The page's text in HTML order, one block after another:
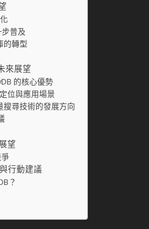
普及
的轉型
來展望
的核心優勢
位與應用場景
搜尋技術的發展方向
望
行動建議
？